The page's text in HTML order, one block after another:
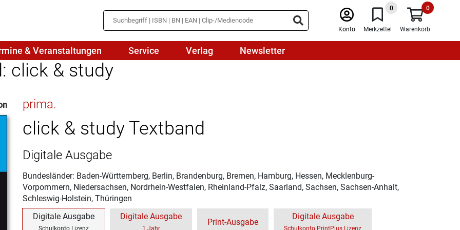
Konto
0
Merkzettel
0
Warenkorb
Medienbildung
Mathematik
Physik
Politik
Religion
Spanisch
& Veranstaltungen Service Verlag Newsletter
click & study
prima.
click & study Textband
Digitale Ausgabe
Bundesländer: Baden-Württemberg, Berlin, Brandenburg, Bremen, Hamburg, Hessen, Mecklenburg-
Vorpommern, Niedersachsen, Nordrhein-Westfalen, Rheinland-Pfalz, Saarland, Sachsen, Sachsen-Anhalt,
Schleswig-Holstein, Thüringen
Digitale Ausgabe
Schulkonto Lizenz
Digitale Ausgabe
1 Jahr
Print-Ausgabe
Digitale Ausgabe
Schulkonto PrintPlus Lizenz